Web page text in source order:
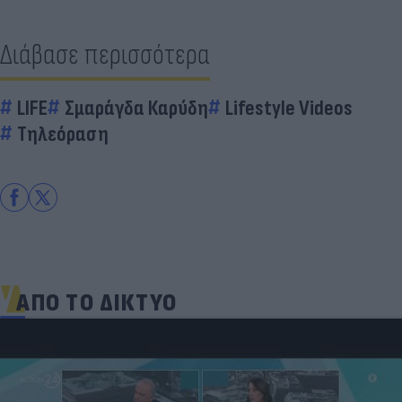
Διάβασε περισσότερα
LIFE Σμαράγδα Καρύδη
Lifestyle Videos
Τηλεόραση
ΑΠΟ ΤΟ ΔΙΚΤΥΟ